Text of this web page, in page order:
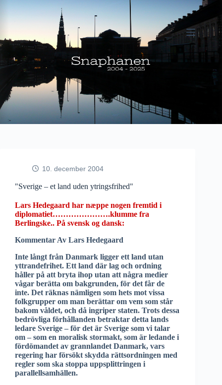
10. december 2004
"Sverige – et land uden ytringsfrihed"
Lars Hedegaard har næppe nogen fremtid i
diplomatiet………………….klumme fra
Berlingske.. På svensk og dansk:
Kommentar Av Lars Hedegaard
Inte långt från Danmark ligger ett land utan
yttrandefrihet. Ett land där lag och ordning
håller på att bryta ihop utan att några medier
vågar berätta om bakgrunden, för det får de
inte. Det räknas nämligen som hets mot vissa
folkgrupper om man berättar om vem som står
bakom våldet, och då ingriper staten. Trots dessa
bedrövliga förhållanden betraktar detta lands
ledare Sverige – för det är Sverige som vi talar
om – som en moralisk stormakt, som är ledande i
fördömandet av grannlandet Danmark, vars
regering har försökt skydda rättsordningen med
regler som ska stoppa uppsplittringen i
parallellsamhällen.